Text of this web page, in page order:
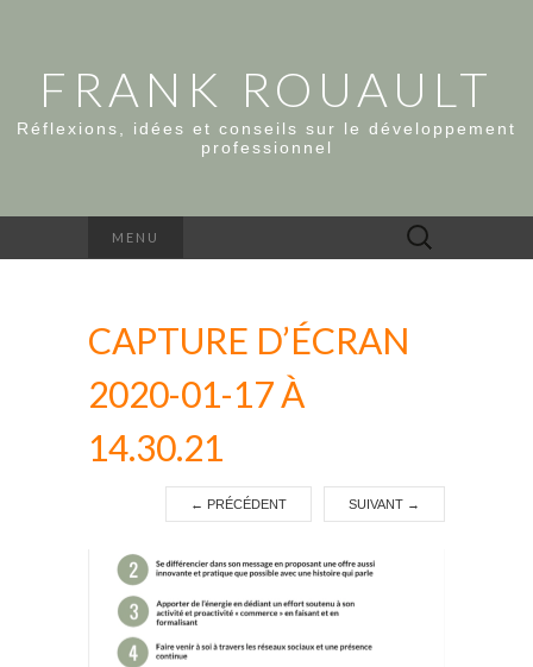
FRANK ROUAULT
Réflexions, idées et conseils sur le développement
professionnel
MENU Rechercher :
CAPTURE D’ÉCRAN
2020-01-17 À
14.30.21
← PRÉCÉDENT SUIVANT →